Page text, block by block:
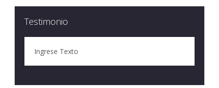
Testimonio
Ingrese Texto